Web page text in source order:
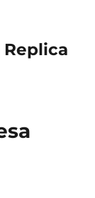
Replica